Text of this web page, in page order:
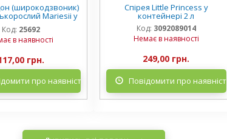
(широкодзвоник)
Mariesii у
горщику
Код: 25692
в наявності
грн.
про наявність
Спірея Little Princess у
контейнері 2 л
Код: 3092089014
Немає в наявності
249,00 грн.
Повідомити про наявність